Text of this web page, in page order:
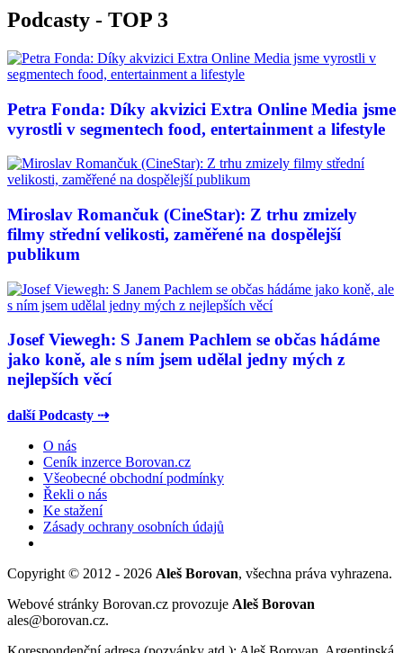
Podcasty - TOP 3
Petra Fonda: Díky akvizici Extra Online Media jsme
vyrostli v segmentech food, entertainment a lifestyle
Miroslav Romančuk (CineStar): Z trhu zmizely
filmy střední velikosti, zaměřené na dospělejší
publikum
Josef Viewegh: S Janem Pachlem se občas hádáme
jako koně, ale s ním jsem udělal jedny mých z
nejlepších věcí
další Podcasty ⇢
O nás
Ceník inzerce Borovan.cz
Všeobecné obchodní podmínky
Řekli o nás
Ke stažení
Zásady ochrany osobních údajů
Copyright © 2012 - 2026 Aleš Borovan, všechna práva vyhrazena.
Webové stránky Borovan.cz provozuje Aleš Borovan
ales@borovan.cz.